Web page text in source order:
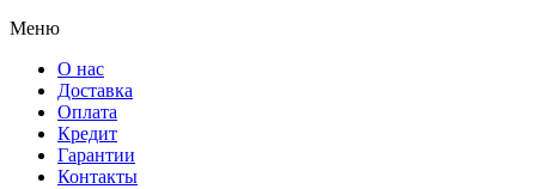
Меню
О нас
Доставка
Оплата
Кредит
Гарантии
Контакты